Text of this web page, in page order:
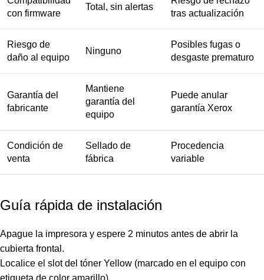
con firmware
Total, sin alertas
tras actualización
Riesgo de
daño al equipo
Ninguno
Posibles fugas o
desgaste prematuro
Garantía del
fabricante
Mantiene
garantía del
equipo
Puede anular
garantía Xerox
Condición de
venta
Sellado de
fábrica
Procedencia
variable
Guía rápida de instalación
Apague la impresora y espere 2 minutos antes de abrir la
cubierta frontal.
Localice el slot del tóner Yellow (marcado en el equipo con
etiqueta de color amarillo).